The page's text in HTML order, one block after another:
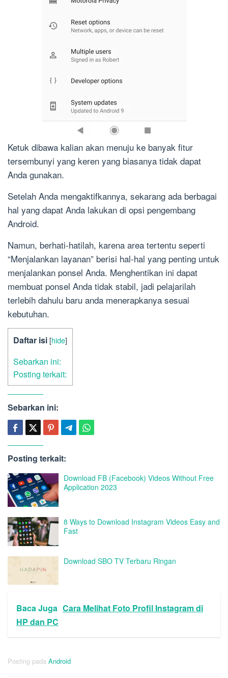
Ketuk dibawa kalian akan menuju ke banyak fitur
tersembunyi yang keren yang biasanya tidak dapat
Anda gunakan.
Setelah Anda mengaktifkannya, sekarang ada berbagai
hal yang dapat Anda lakukan di opsi pengembang
Android.
Namun, berhati-hatilah, karena area tertentu seperti
“Menjalankan layanan” berisi hal-hal yang penting untuk
menjalankan ponsel Anda. Menghentikan ini dapat
membuat ponsel Anda tidak stabil, jadi pelajarilah
terlebih dahulu baru anda menerapkanya sesuai
kebutuhan.
Daftar isi [hide]
Sebarkan ini:
Posting terkait:
Sebarkan ini:
Posting terkait:
Download FB (Facebook) Videos Without Free
Application 2023
8 Ways to Download Instagram Videos Easy and
Fast
Download SBO TV Terbaru Ringan
Baca Juga Cara Melihat Foto Profil Instagram di
HP dan PC
Posting pada Android